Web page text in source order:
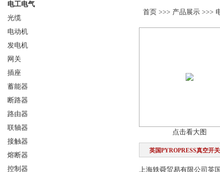
首页 >>> 产品展示>>>
点击看大图
英国PYROPRESS真空开关
上海轶舜贸易有限公司英
电工电气
光缆
电动机
发电机
网关
插座
蓄能器
断路器
路由器
联轴器
接触器
熔断器
控制器